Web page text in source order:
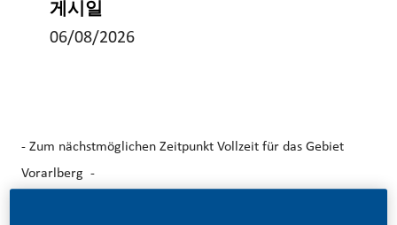
게시일
06/08/2026
- Zum nächstmöglichen Zeitpunkt Vollzeit für das Gebiet
Vorarlberg -